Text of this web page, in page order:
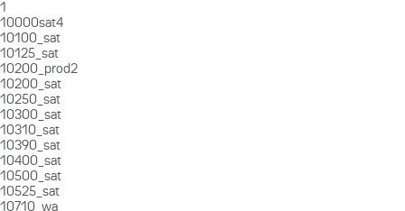
1
10000sat4
10100_sat
10125_sat
10200_prod2
10200_sat
10250_sat
10300_sat
10310_sat
10390_sat
10400_sat
10500_sat
10525_sat
10710_wa